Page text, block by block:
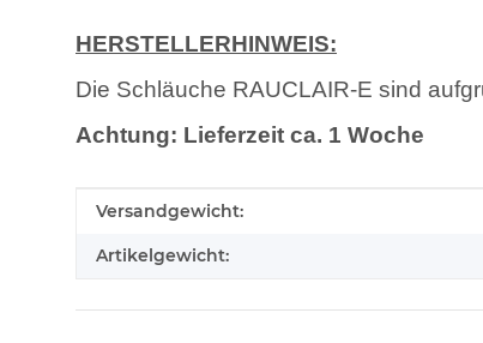
HERSTELLERHINWEIS:
Die Schläuche RAUCLAIR-E sind
Achtung: Lieferzeit ca. 1 Woche
Produkteigenschaft
Wert
Versandgewicht:
Artikelgewicht: